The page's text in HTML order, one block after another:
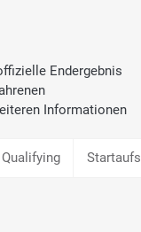
Endergebnis
Informationen
Qualifying